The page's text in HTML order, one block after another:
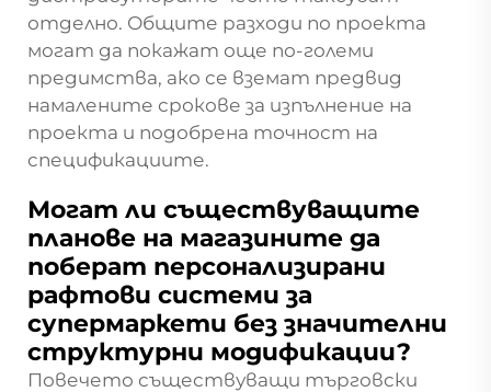
отделно. Общите разходи по проекта
могат да покажат още по-големи
предимства, ако се вземат предвид
намалените срокове за изпълнение на
проекта и подобрена точност на
спецификациите.
Могат ли съществуващите
планове на магазините да
поберат персонализирани
рафтови системи за
супермаркети без значителни
структурни модификации?
Повечето съществуващи търговски